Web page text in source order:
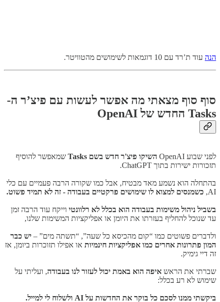
הנה עוד ת’רד עם 10 דוגמאות לשימושים מהטוויטר.
סוף סוף מצאתי מה אפשר לעשות עם פיצ’ר ה-
Tasks החדש של OpenAI
לפני שבוע OpenAI השיקו פיצ'ר חדש בשם Tasks
שמאפשר להוסיף
תזכורות ישירות בתוך ChatGPT.
בהתחלה הוא נשמע מאד מבטיח, אבל כמו שקורה הרבה פעמיים עם כלי
AI, כשמנסים למצוא לו שימושים פרקטיים בעבודה - זה לא תמיד פשוט.
בשביל ניהול משימות בעבודה הוא בכלל לא רלוונטי וייקח עוד הרבה זמן
עד שנוכל להחליף בעזרתו את היומן או אפליקציות המשימות שלנו,
ולדברים פשוטים כמו “קום מהכיסא כל שעה”, “תשתה מים” – יש כבר
המון פתרונות אחרים כמו אפליקציות חינמיות או אפילו תזוכרות ביומן, אז
זה דיי גימיק.
שברתי את הראש איפה הוא באמת יכול לעזור לנו בעבודה, ועליתי על
שימוש לא רע בכלל:
ביקשתי ממנו לסכם כל בוקר את החדשות על AI ולשלוח לי למייל.